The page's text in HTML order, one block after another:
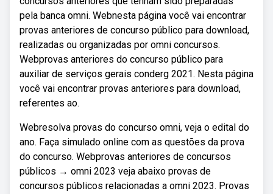
pela banca omni. Webnesta página você vai encontrar
provas anteriores de concurso público para download,
realizadas ou organizadas por omni concursos.
Webprovas anteriores do concurso público para
auxiliar de serviços gerais conderg 2021. Nesta página
você vai encontrar provas anteriores para download,
referentes ao.
Webresolva provas do concurso omni, veja o edital do
ano. Faça simulado online com as questões da prova
do concurso. Webprovas anteriores de concursos
públicos → omni 2023 veja abaixo provas de
concursos públicos relacionadas a omni 2023. Provas